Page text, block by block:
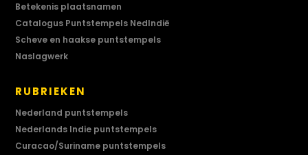
Betekenis plaatsnamen
Catalogus Puntstempels NedIndië
Scheve en haakse puntstempels
Naslagwerk
RUBRIEKEN
Nederland puntstempels
Nederlands Indie puntstempels
Curacao/Suriname puntstempels